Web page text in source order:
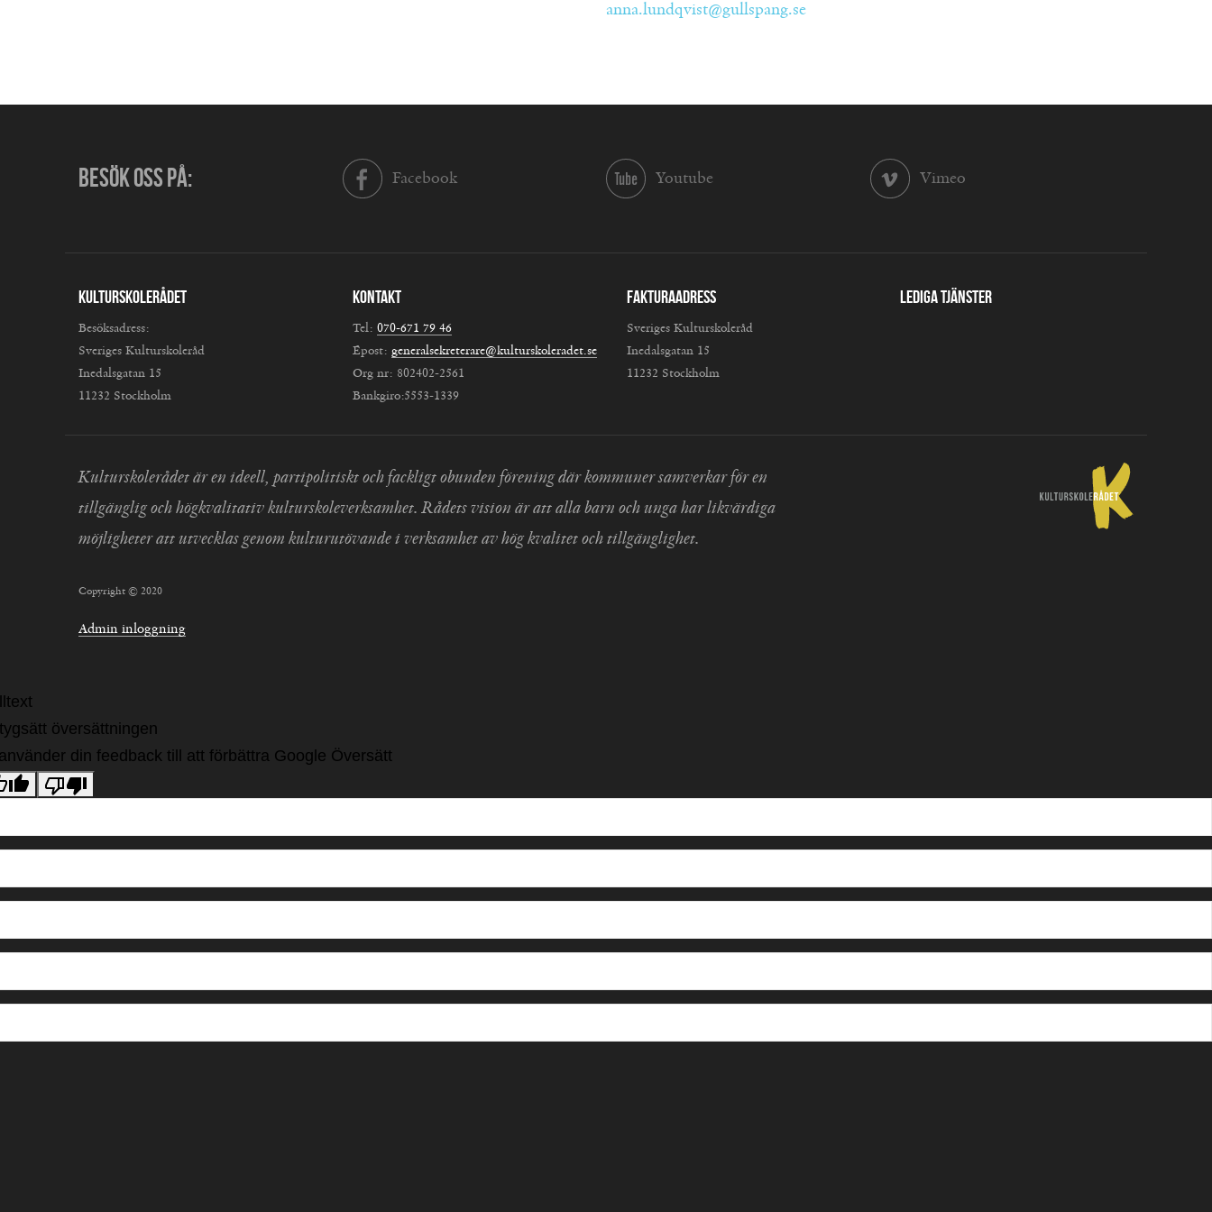
anna.lundqvist@gullspang.se
BESÖK OSS PÅ: Facebook Youtube Vimeo
Kulturskolerådet
Besöksadress:
Sveriges Kulturskoleråd
Inedalsgatan 15
11232 Stockholm
Kontakt
Tel: 070-671 79 46
Epost: generalsekreterare@kulturskoleradet.se
Org nr: 802402-2561
Bankgiro:5553-1339
Fakturaadress
Sveriges Kulturskoleråd
Inedalsgatan 15
11232 Stockholm
Lediga tjänster
Kulturskolerådet är en ideell, partipolitiskt och fackligt obunden förening där kommuner samverkar för en
tillgänglig och högkvalitativ kulturskoleverksamhet. Rådets vision är att alla barn och unga har likvärdiga
möjligheter att utvecklas genom kulturutövande i verksamhet av hög kvalitet och tillgänglighet.
Copyright © 2020
Admin inloggning
översättningen
din feedback till att förbättra Google Översätt